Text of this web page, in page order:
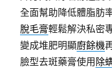
全面幫助降低體脂肪
脫毛膏輕鬆解決私密
變成堆肥明顯廚餘機
臉型去斑藥膏使用 除